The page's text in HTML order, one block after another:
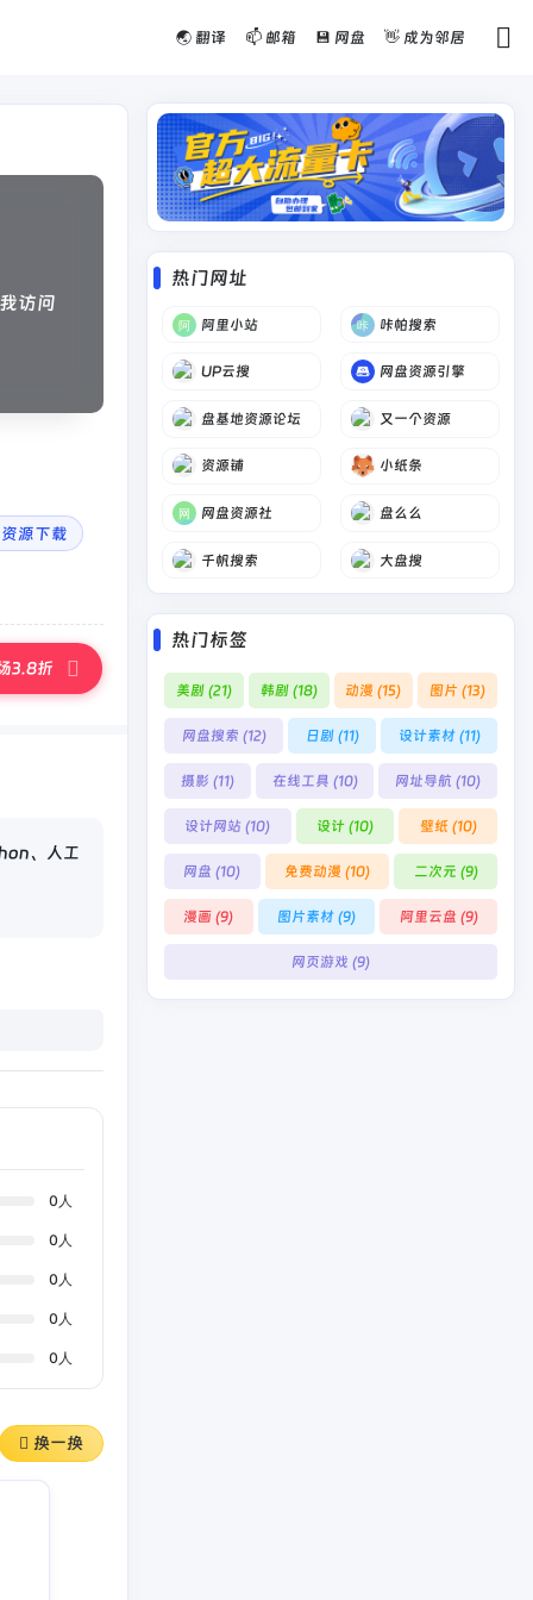
🌏 翻译 📫 邮箱 💾 网盘 👋 成为邻居
访问
源下载
3.8折
、人工
0 人
0 人
0 人
0 人
0 人
换一换
热门网址
阿里小站 咔帕搜索
UP云搜 网盘资源引擎
盘基地资源论坛 又一个资源
资源铺 小纸条
网盘资源社 盘么么
千帆搜索 大盘搜
热门标签
美剧 (21) 韩剧 (18) 动漫 (15) 图片 (13)
网盘搜索 (12) 日剧 (11) 设计素材 (11)
摄影 (11) 在线工具 (10) 网址导航 (10)
设计网站 (10) 设计 (10) 壁纸 (10)
网盘 (10) 免费动漫 (10) 二次元 (9)
漫画 (9) 图片素材 (9) 阿里云盘 (9)
网页游戏 (9)